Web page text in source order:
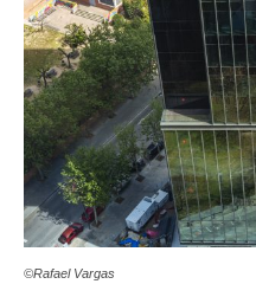
©Rafael Vargas